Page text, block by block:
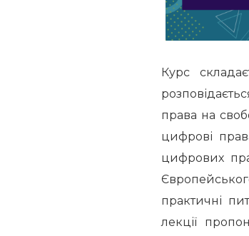
Курс
права на
цифрові
цифрових
практичні
лекції